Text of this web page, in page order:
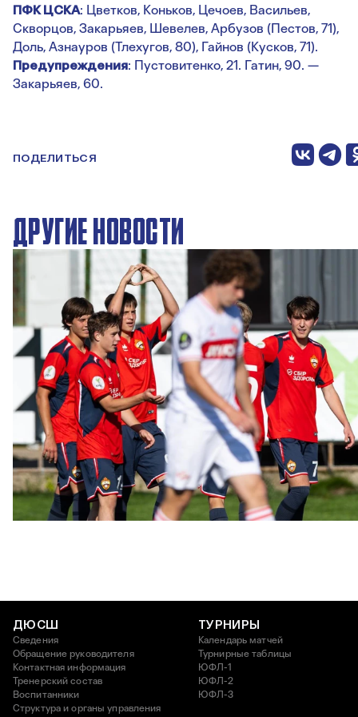
ПФК ЦСКА: Цветков, Коньков, Цечоев, Васильев,
Скворцов, Закарьяев, Шевелев, Арбузов (Пестов, 71),
Доль, Азнауров (Тлехугов, 80), Гайнов (Кусков, 71).
Предупреждения: Пустовитенко, 21. Гатин, 90. —
Закарьяев, 60.
ПОДЕЛИТЬСЯ
ДРУГИЕ НОВОСТИ
ЮФЛ: Московское дерби на «Октябре»
3 АВГУСТА 2026 14:15
ДЮСШ
Сведения
Обращение руководителя
Контактная информация
Тренерский состав
Воспитанники
Структура и органы управления
ТУРНИРЫ
Календарь матчей
Турнирные таблицы
ЮФЛ-1
ЮФЛ-2
ЮФЛ-3